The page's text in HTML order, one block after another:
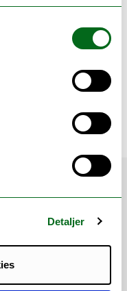
Detaljer
ID og adgangskort
feil
dispensasjon og